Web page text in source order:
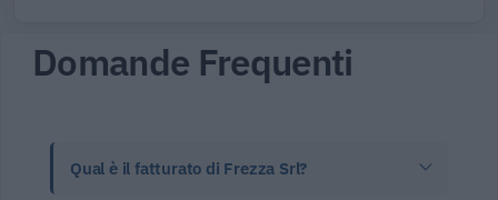
Domande Frequenti
Qual è il fatturato di Frezza Srl?